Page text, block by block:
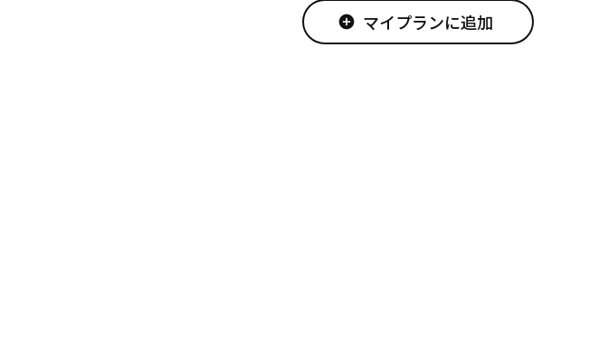
add_circle マイプランに追加